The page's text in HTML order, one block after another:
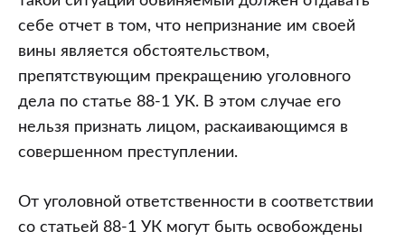
себе отчет в том, что непризнание им своей
вины является обстоятельством,
препятствующим прекращению уголовного
дела по статье 88-1 УК. В этом случае его
нельзя признать лицом, раскаивающимся в
совершенном преступлении.
От уголовной ответственности в соответствии
со статьей 88-1 УК могут быть освобождены